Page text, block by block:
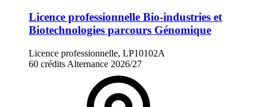
Licence professionnelle Bio-industries et
Biotechnologies parcours Génomique
Licence professionnelle, LP10102A
60 crédits Alternance 2026/27